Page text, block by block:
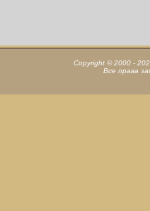
Copyright © 2000 -
Все права